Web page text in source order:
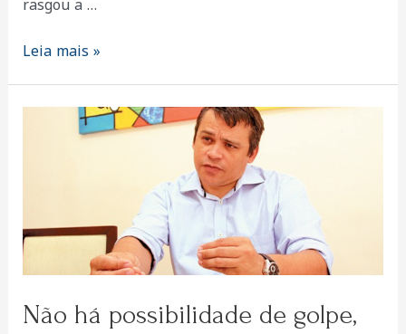
‘Não
Leia mais »
Não há possibilidade de golpe,